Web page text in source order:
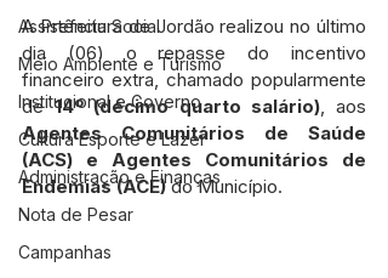
Assistência Social
Meio Ambiente e Turismo
Institucional e Governo
Cultura Esporte e Lazer
Administração e Finanças
Nota de Pesar
Campanhas
A Prefeitura de Jordão realizou no último
dia (06) o repasse do incentivo
financeiro extra, chamado popularmente
de 14º (décimo quarto salário)
Agentes Comunitários de Saúde
(ACS) e Agentes Comunitários de
Endemias (ACE) do Município.